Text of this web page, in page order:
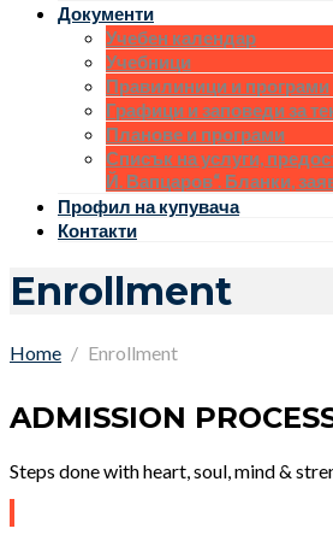
Документи
Учебен календар
Учебници
Правилиници и програми
Графици и заповеди за
Планове и програми
Списък на услуги,
Й. Вапцаров“. Бланки,
Профил на купувача
Контакти
Enrollment
Home Enrollment
ADMISSION
Steps done with heart, soul, mind &